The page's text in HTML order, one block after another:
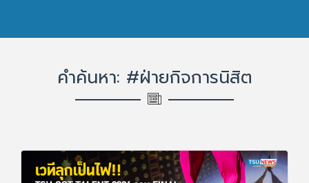
คำค้นหา: #ฝ่ายกิจการนิสิต